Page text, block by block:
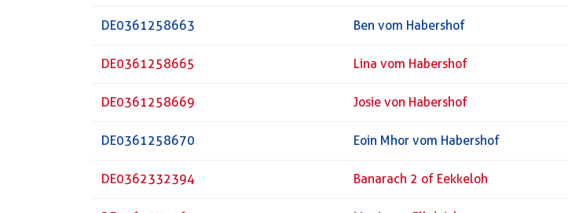
DE0361258663 Ben vom Habershof
DE0361258665 Lina vom Habershof
DE0361258669 Josie von Habershof
DE0361258670 Eoin Mhor vom Habershof
DE0362332394 Banarach 2 of Eekkeloh